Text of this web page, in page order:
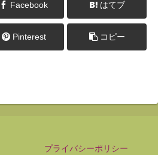
Facebook はてブ
Pinterest コピー
プライバシーポリシー